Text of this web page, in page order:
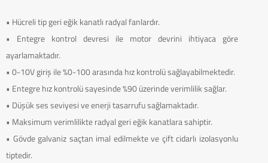
• Hücreli tip geri eğik kanatlı radyal fanlardır.
• Entegre kontrol devresi ile motor devrini ihtiyaca göre
ayarlamaktadır.
• 0-10V giriş ile %0-100 arasında hız kontrolü sağlayabilmektedir.
• Entegre hız kontrolü sayesinde %90 üzerinde verimlilik sağlar.
• Düşük ses seviyesi ve enerji tasarrufu sağlamaktadır.
• Maksimum verimlilikte radyal geri eğik kanatlara sahiptir.
• Gövde galvaniz saçtan imal edilmekte ve çift cidarlı izolasyonlu
tiptedir.